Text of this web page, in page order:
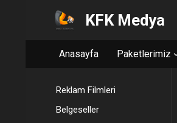
KFK Medya
Anasayfa Paketlerimiz
Reklam Filmleri
Belgeseller